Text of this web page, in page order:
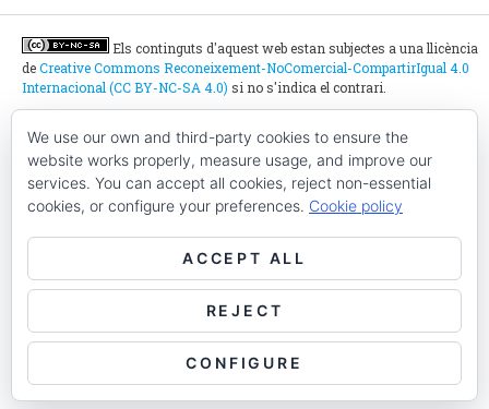
Els continguts d'aquest web estan subjectes a una llicència
deCreative Commons Reconeixement-NoComercial-CompartirIgual 4.0
Internacional (CC BY-NC-SA 4.0) si no s'indica el contrari.
Ho belluguen tot plegats:
Coordinadora d'Entitats del Poblenou © 2026
We use our own and third-party cookies to ensure the
website works properly, measure usage, and improve our
services. You can accept all cookies, reject non-essential
cookies, or configure your preferences. Cookie policy
ACCEPT ALL
REJECT
CONFIGURE